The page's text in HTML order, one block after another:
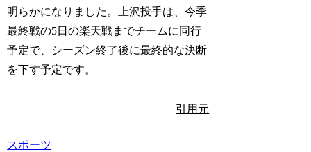
明らかになりました。上沢投手は、今季
最終戦の5日の楽天戦までチームに同行
予定で、シーズン終了後に最終的な決断
を下す予定です。
引用元
スポーツ